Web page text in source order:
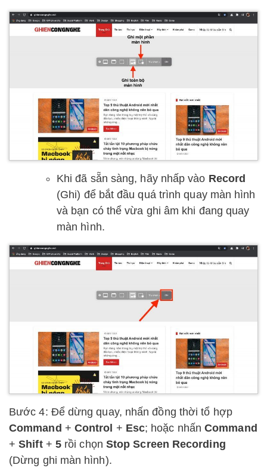
Khi đã sẵn sàng, hãy nhấp vào Record
(Ghi) để bắt đầu quá trình quay màn hình
và bạn có thể vừa ghi âm khi đang quay
màn hình.
Bước 4: Để dừng quay, nhấn đồng thời tổ hợp
Command + Control + Esc; hoặc nhấnCommand
+Shift+ 5 rồi chọn Stop Screen Recording
(Dừng ghi màn hình).